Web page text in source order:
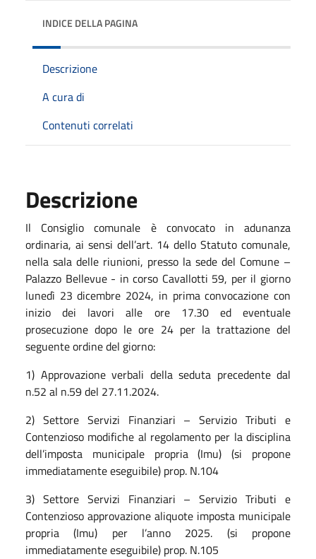
INDICE DELLA PAGINA
Descrizione
A cura di
Contenuti correlati
Descrizione
Il Consiglio comunale è convocato in adunanza
ordinaria, ai sensi dell’art. 14 dello Statuto comunale,
nella sala delle riunioni, presso la sede del Comune –
Palazzo Bellevue - in corso Cavallotti 59, per il giorno
lunedì 23 dicembre 2024, in prima convocazione con
inizio dei lavori alle ore 17.30 ed eventuale
prosecuzione dopo le ore 24 per la trattazione del
seguente ordine del giorno:
1) Approvazione verbali della seduta precedente dal
n.52 al n.59 del 27.11.2024.
2) Settore Servizi Finanziari – Servizio Tributi e
Contenzioso modifiche al regolamento per la disciplina
dell’imposta municipale propria (Imu) (si propone
immediatamente eseguibile) prop. N.104
3) Settore Servizi Finanziari – Servizio Tributi e
Contenzioso approvazione aliquote imposta municipale
propria (Imu) per l’anno 2025. (si propone
immediatamente eseguibile) prop. N.105